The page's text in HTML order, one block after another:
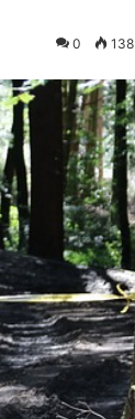
0 138